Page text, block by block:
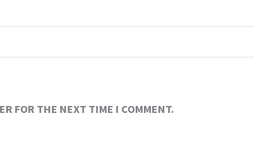
FOR THE NEXT TIME I COMMENT.